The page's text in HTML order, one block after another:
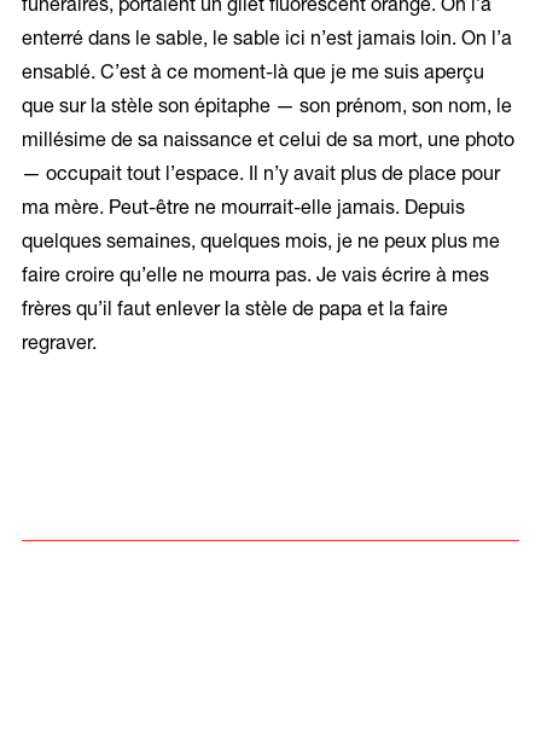
funéraires, portaient un gilet fluorescent orange. On l’a
enterré dans le sable, le sable ici n’est jamais loin. On l’a
ensablé. C’est à ce moment-là que je me suis aperçu
que sur la stèle son épitaphe — son prénom, son nom, le
millésime de sa naissance et celui de sa mort, une photo
— occupait tout l’espace. Il n’y avait plus de place pour
ma mère. Peut-être ne mourrait-elle jamais. Depuis
quelques semaines, quelques mois, je ne peux plus me
faire croire qu’elle ne mourra pas. Je vais écrire à mes
frères qu’il faut enlever la stèle de papa et la faire
regraver.